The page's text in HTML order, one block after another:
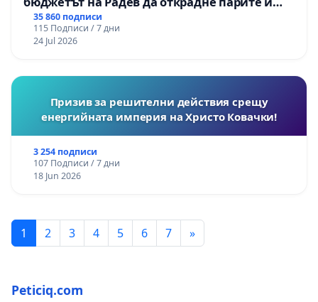
правата ни в тъмното
35 860 подписи
115 Подписи / 7 дни
24 Jul 2026
Призив за решителни действия срещу
енергийната империя на Христо Ковачки!
3 254 подписи
107 Подписи / 7 дни
18 Jun 2026
1 2 3 4 5 6 7 »
Peticiq.com